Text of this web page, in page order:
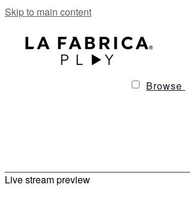
Skip to main content
Browse
Live stream preview